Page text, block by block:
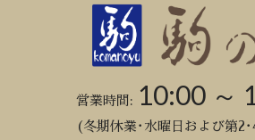
営業時間: 10:00 ～
(冬期休業･水曜日および第2